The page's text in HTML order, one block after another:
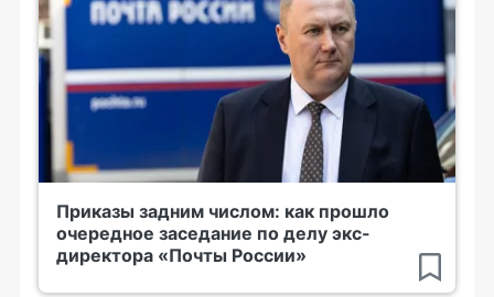
Приказы задним числом: как прошло
очередное заседание по делу экс-
директора «Почты России»